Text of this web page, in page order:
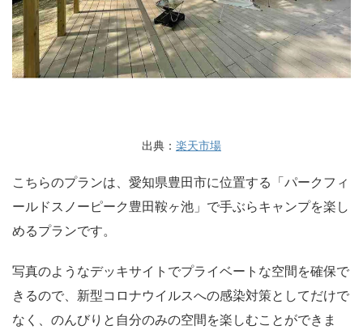
出典： 楽天市場
こちらのプランは、愛知県豊田市に位置する「パークフィ
ールドスノーピーク豊田鞍ヶ池」で手ぶらキャンプを楽し
めるプランです。
写真のようなデッキサイトでプライベートな空間を確保で
きるので、新型コロナウイルスへの感染対策としてだけで
なく、のんびりと自分のみの空間を楽しむことができま